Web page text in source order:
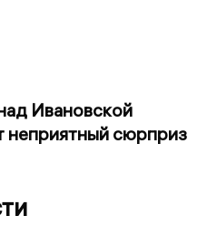
Ивановской
неприятный сюрприз